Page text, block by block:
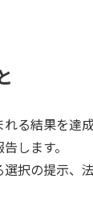
る結果を達
します。
択の提示、